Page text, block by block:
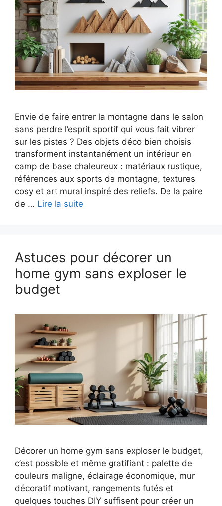
Envie de faire entrer la montagne dans le salon
sans perdre l’esprit sportif qui vous fait vibrer
sur les pistes ? Des objets déco bien choisis
transforment instantanément un intérieur en
camp de base chaleureux : matériaux rustique,
références aux sports de montagne, textures
cosy et art mural inspiré des reliefs. De la paire
de … Lire la suite
Astuces pour décorer un
home gym sans exploser le
budget
Décorer un home gym sans exploser le budget,
c’est possible et même gratifiant : palette de
couleurs maligne, éclairage économique, mur
décoratif motivant, rangements futés et
quelques touches DIY suffisent pour créer un